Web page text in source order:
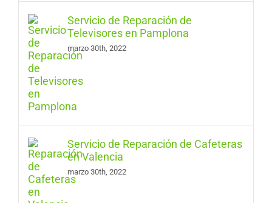
Servicio de Reparación de
Televisores en Pamplona
marzo 30th, 2022
Servicio de Reparación de Cafeteras
en Valencia
marzo 30th, 2022